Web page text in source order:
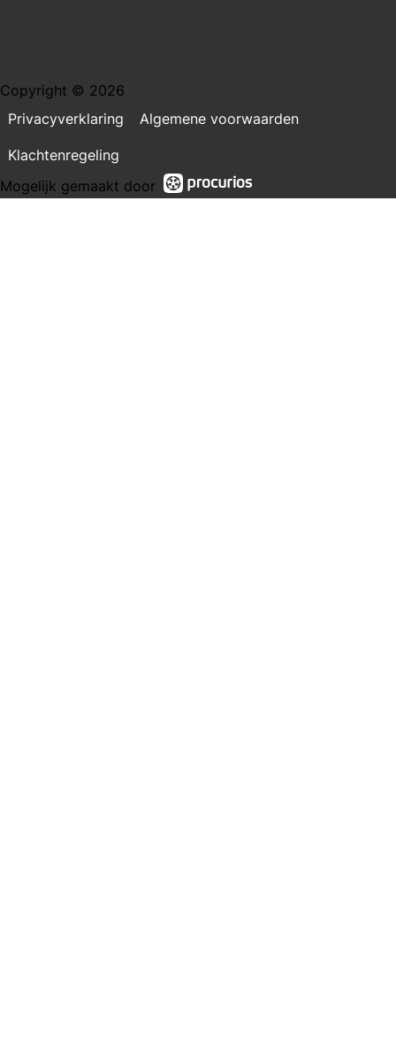
Copyright © 2026
Privacyverklaring
Algemene voorwaarden
Klachtenregeling
Mogelijk gemaakt door